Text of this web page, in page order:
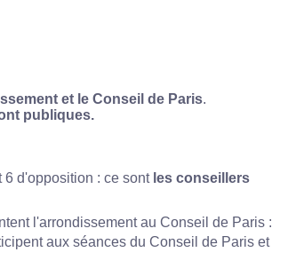
et le Conseil de Paris.
publiques.
6 d'opposition : ce sont les conseillers
l'arrondissement au Conseil de Paris :
aux séances du Conseil de Paris et